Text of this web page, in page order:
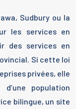
Sudbury ou la
les services en
des services en
Si cette loi
privées, elle
population
bilingue, un site